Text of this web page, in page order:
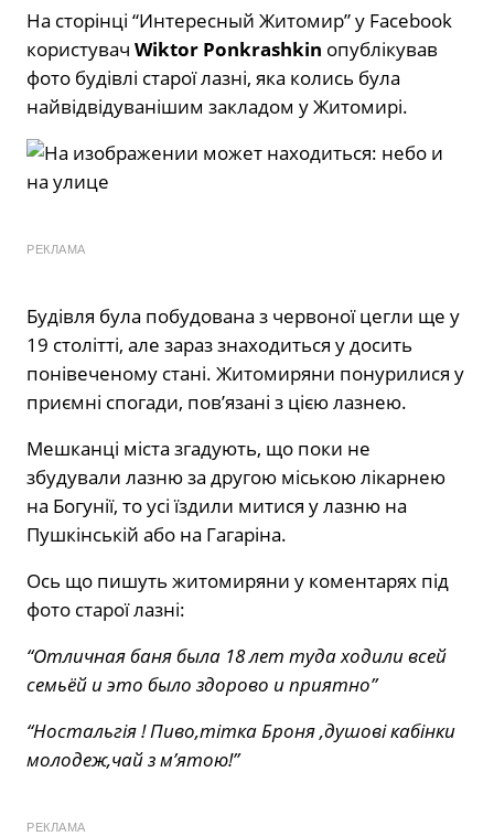
На сторінці “Интересный Житомир” у Facebook
користувач Wiktor Ponkrashkin опублікував
фото будівлі старої лазні, яка колись була
найвідвідуванішим закладом у Житомирі.
РЕКЛАМА
Будівля була побудована з червоної цегли ще у
19 столітті, але зараз знаходиться у досить
понівеченому стані. Житомиряни понурилися у
приємні спогади, пов’язані з цією лазнею.
Мешканці міста згадують, що поки не
збудували лазню за другою міською лікарнею
на Богунії, то усі їздили митися у лазню на
Пушкінській або на Гагаріна.
Ось що пишуть житомиряни у коментарях під
фото старої лазні:
“Отличная баня была 18 лет туда ходили всей
семьёй и это было здорово и приятно”
“Ностальгія ! Пиво,тітка Броня ,душові кабінки
молодеж,чай з м’ятою!”
РЕКЛАМА